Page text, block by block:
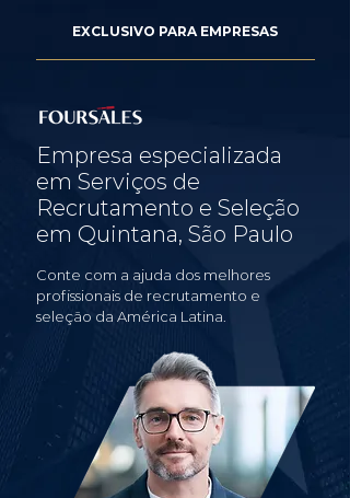
EXCLUSIVO PARA EMPRESAS
Empresa especializada
em Serviços de
Recrutamento e Seleção
em Quintana, São Paulo
Conte com a ajuda dos melhores
profissionais de recrutamento e
seleção da América Latina.